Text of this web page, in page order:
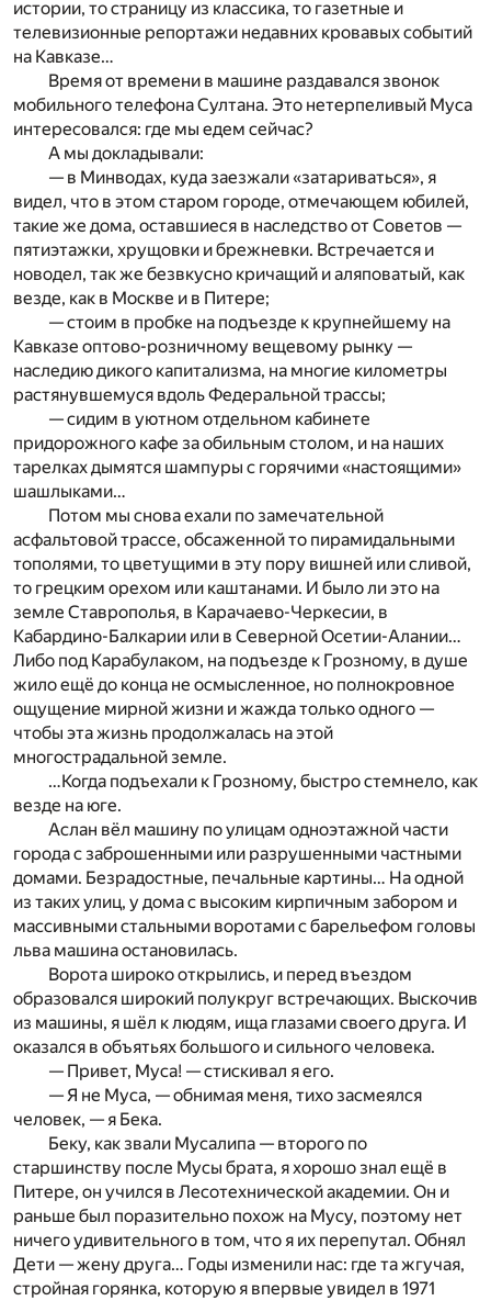
истории, то страницу из классика, то газетные и
телевизионные репортажи недавних кровавых событий
на Кавказе…
Время от времени в машине раздавался звонок
мобильного телефона Султана. Это нетерпеливый Муса
интересовался: где мы едем сейчас?
А мы докладывали:
— в Минводах, куда заезжали «затариваться», я
видел, что в этом старом городе, отмечающем юбилей,
такие же дома, оставшиеся в наследство от Советов —
пятиэтажки, хрущовки и брежневки. Встречается и
новодел, так же безвкусно кричащий и аляповатый, как
везде, как в Москве и в Питере;
— стоим в пробке на подъезде к крупнейшему на
Кавказе оптово-розничному вещевому рынку —
наследию дикого капитализма, на многие километры
растянувшемуся вдоль Федеральной трассы;
— сидим в уютном отдельном кабинете
придорожного кафе за обильным столом, и на наших
тарелках дымятся шампуры с горячими «настоящими»
шашлыками…
Потом мы снова ехали по замечательной
асфальтовой трассе, обсаженной то пирамидальными
тополями, то цветущими в эту пору вишней или сливой,
то грецким орехом или каштанами. И было ли это на
земле Ставрополья, в Карачаево-Черкесии, в
Кабардино-Балкарии или в Северной Осетии-Алании…
Либо под Карабулаком, на подъезде к Грозному, в душе
жило ещё до конца не осмысленное, но полнокровное
ощущение мирной жизни и жажда только одного —
чтобы эта жизнь продолжалась на этой
многострадальной земле.
…Когда подъехали к Грозному, быстро стемнело, как
везде на юге.
Аслан вёл машину по улицам одноэтажной части
города с заброшенными или разрушенными частными
домами. Безрадостные, печальные картины… На одной
из таких улиц, у дома с высоким кирпичным забором и
массивными стальными воротами с барельефом головы
льва машина остановилась.
Ворота широко открылись, и перед въездом
образовался широкий полукруг встречающих. Выскочив
из машины, я шёл к людям, ища глазами своего друга. И
оказался в объятьях большого и сильного человека.
— Привет, Муса! — стискивал я его.
— Я не Муса, — обнимая меня, тихо засмеялся
человек, — я Бека.
Беку, как звали Мусалипа — второго по
старшинству после Мусы брата, я хорошо знал ещё в
Питере, он учился в Лесотехнической академии. Он и
раньше был поразительно похож на Мусу, поэтому нет
ничего удивительного в том, что я их перепутал. Обнял
Дети — жену друга… Годы изменили нас: где та жгучая,
стройная горянка, которую я впервые увидел в 1971